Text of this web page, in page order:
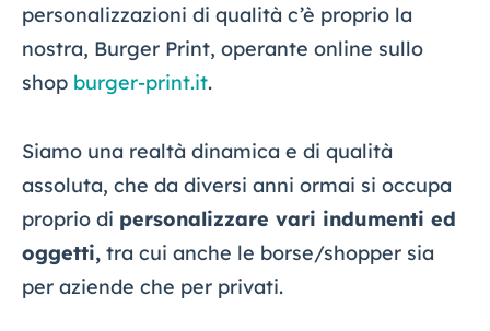
personalizzazioni di qualità c’è proprio la
nostra, Burger Print, operante online sullo
shop burger-print.it.
Siamo una realtà dinamica e di qualità
assoluta, che da diversi anni ormai si occupa
proprio di personalizzare vari indumenti ed
oggetti, tra cui anche le borse/shopper sia
per aziende che per privati.